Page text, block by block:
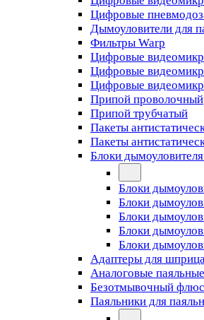
Цифровые
Дымоуловители для
Фильтры Warp
Цифровые
Цифровые
Цифровые
Припой проволочный
Припой трубчатый
Пакеты
Пакеты
Блоки дымоуловителя
Блоки
Блоки
Блоки
Блоки
Блоки
Адаптеры для шприца
Аналоговые
Безотмывочный
Паяльники для